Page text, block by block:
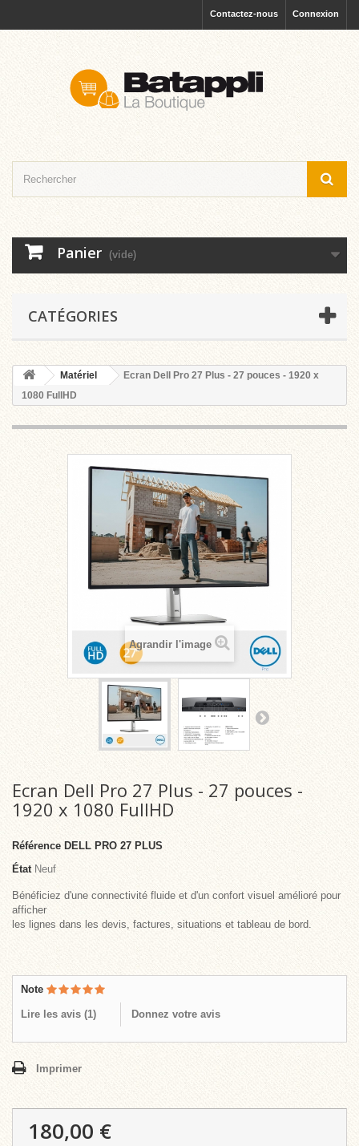
Connexion
Contactez-nous
Panier (vide)
CATÉGORIES
Matériel
Ecran Dell Pro 27 Plus - 27 pouces - 1920 x
1080 FullHD
Agrandir l'image
Ecran Dell Pro 27 Plus - 27 pouces -
1920 x 1080 FullHD
Référence DELL PRO 27 PLUS
État Neuf
Bénéficiez d'une connectivité fluide et d'un confort visuel amélioré pour
afficher
les lignes dans les devis, factures, situations et tableau de bord.
Note
Lire les avis (1) Donnez votre avis
Imprimer
180,00 €